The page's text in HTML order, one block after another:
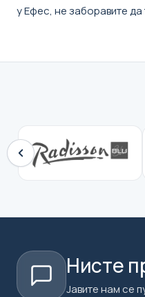
у Ефес, не заборавите
Нисте
Јавите нам се